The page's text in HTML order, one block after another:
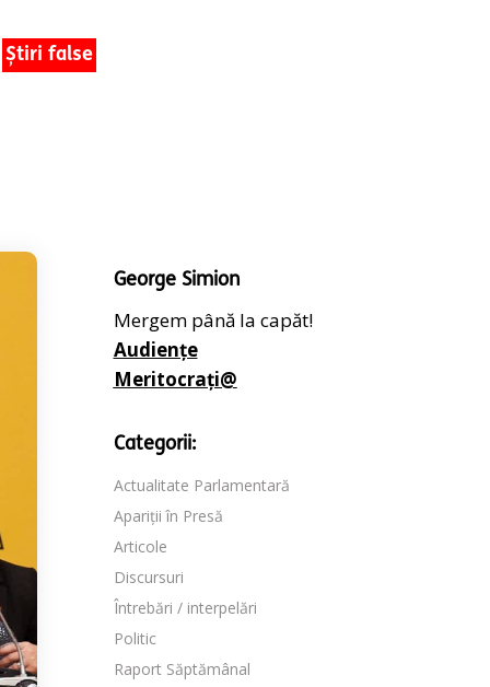
Știri false
George Simion
Mergem până la capăt!
Audiențe
Meritocrați@
Categorii:
Actualitate Parlamentară
Apariții în Presă
Articole
Discursuri
Întrebări / interpelări
Politic
Raport Săptămânal